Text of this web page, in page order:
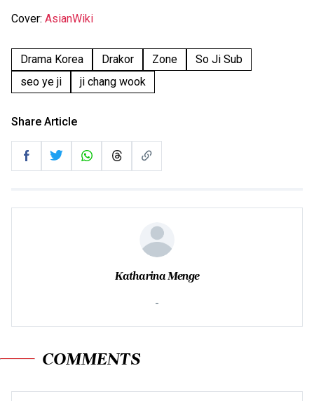
Cover: AsianWiki
Drama Korea Drakor Zone
So Ji Sub
seo ye ji
ji chang wook
Share Article
Katharina Menge
-
COMMENTS